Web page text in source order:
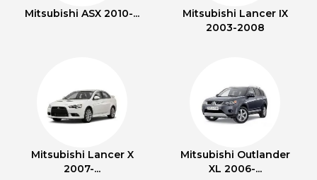
Mitsubishi ASX 2010-...
Mitsubishi Lancer IX
2003-2008
Mitsubishi Lancer X
2007-...
Mitsubishi Outlander
XL 2006-...